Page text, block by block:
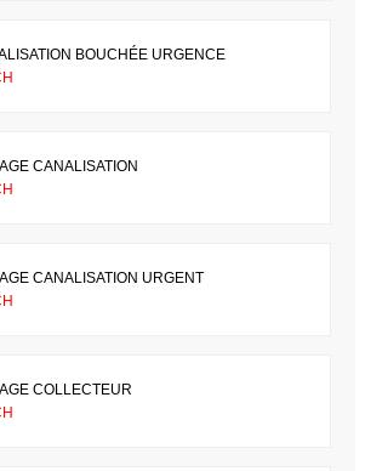
BOUCHÉE URGENCE
CANALISATION
CANALISATION URGENT
COLLECTEUR